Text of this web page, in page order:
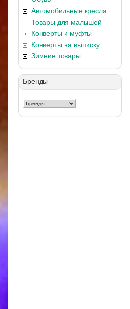
Автомобильные кресла
Товары для малышей
Конверты и муфты
Конверты на выписку
Зимние товары
Бренды